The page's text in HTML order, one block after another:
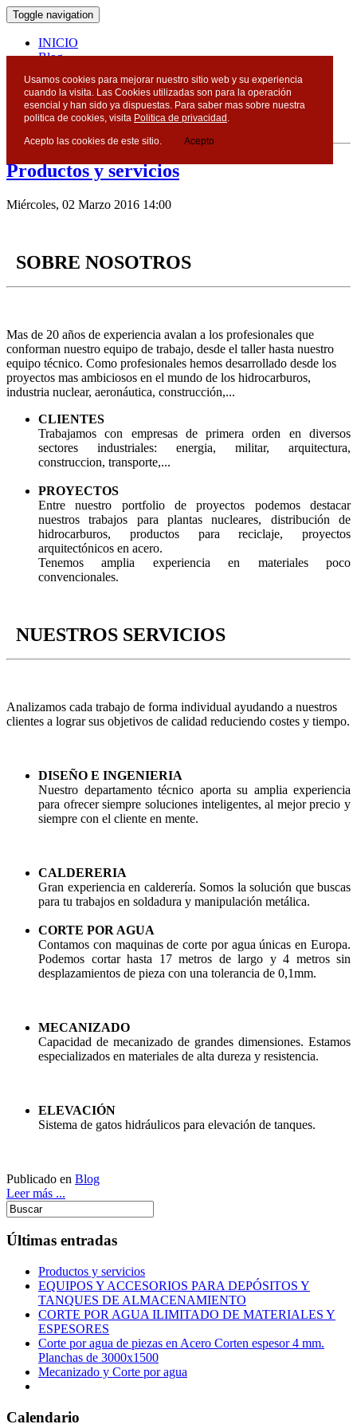
Toggle navigation
INICIO
Blog
Blog
Productos y servicios
Miércoles, 02 Marzo 2016 14:00
SOBRE NOSOTROS
Mas de 20 años de experiencia avalan a los profesionales que
conforman nuestro equipo de trabajo, desde el taller hasta nuestro
equipo técnico. Como profesionales hemos desarrollado desde los
proyectos mas ambiciosos en el mundo de los hidrocarburos,
industria nuclear, aeronáutica, construcción,...
CLIENTES
Trabajamos con empresas de primera orden en diversos
sectores industriales: energia, militar, arquitectura,
construccion, transporte,...
PROYECTOS
Entre nuestro portfolio de proyectos podemos destacar
nuestros trabajos para plantas nucleares, distribución de
hidrocarburos, productos para reciclaje, proyectos
arquitectónicos en acero.
Tenemos amplia experiencia en materiales poco
convencionales.
NUESTROS SERVICIOS
Analizamos cada trabajo de forma individual ayudando a nuestros
clientes a lograr sus objetivos de calidad reduciendo costes y tiempo.
DISEÑO E INGENIERIA
Nuestro departamento técnico aporta su amplia experiencia
para ofrecer siempre soluciones inteligentes, al mejor precio y
siempre con el cliente en mente.
CALDERERIA
Gran experiencia en calderería. Somos la solución que buscas
para tu trabajos en soldadura y manipulación metálica.
CORTE POR AGUA
Contamos con maquinas de corte por agua únicas en Europa.
Podemos cortar hasta 17 metros de largo y 4 metros sin
desplazamientos de pieza con una tolerancia de 0,1mm.
MECANIZADO
Capacidad de mecanizado de grandes dimensiones. Estamos
especializados en materiales de alta dureza y resistencia.
ELEVACIÓN
Sistema de gatos hidráulicos para elevación de tanques.
Publicado en Blog
Leer más ...
Últimas entradas
Productos y servicios
EQUIPOS Y ACCESORIOS PARA DEPÓSITOS Y
TANQUES DE ALMACENAMIENTO
CORTE POR AGUA ILIMITADO DE MATERIALES Y
ESPESORES
Corte por agua de piezas en Acero Corten espesor 4 mm.
Planchas de 3000x1500
Mecanizado y Corte por agua
Calendario
Usamos cookies para mejorar nuestro sitio web y su experiencia
cuando la visita. Las Cookies utilizadas son para la operación
esencial y han sido ya dispuestas. Para saber mas sobre nuestra
politica de cookies, visita Politica de privacidad .
Acepto las cookies de este sitio. Acepto